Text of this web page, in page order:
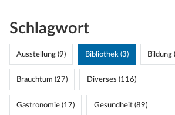
Schlagwort
Ausstellung (9) Bibliothek (3) Bildung
Brauchtum (27) Diverses (116)
Gastronomie (17) Gesundheit (89)